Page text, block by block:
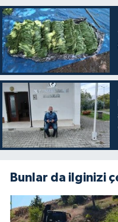
Bunlar da ilginizi